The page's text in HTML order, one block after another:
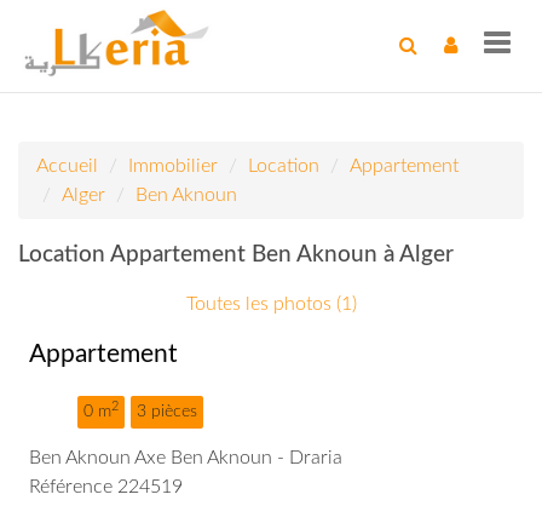
Accueil Immobilier Location
Appartement
Alger
Ben Aknoun
Location Appartement Ben Aknoun à Alger
Toutes les photos (1)
Appartement
0 m2 3 pièces
Ben Aknoun Axe Ben Aknoun - Draria
Référence 224519